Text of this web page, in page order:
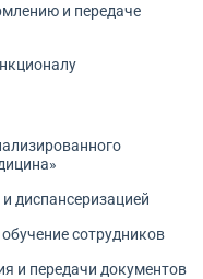
и передаче
диспансеризацией
сотрудников
и передачи документов